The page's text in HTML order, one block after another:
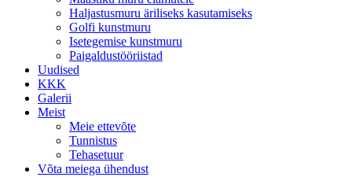
Haljastusmuru äriliseks kasutamiseks
Golfi kunstmuru
Isetegemise kunstmuru
Paigaldustööriistad
Uudised
KKK
Galerii
Meist
Meie ettevõte
Tunnistus
Tehasetuur
Võta meiega ühendust